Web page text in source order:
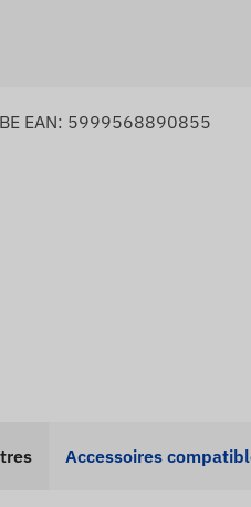
EAN: 5999568890855
Accessoires